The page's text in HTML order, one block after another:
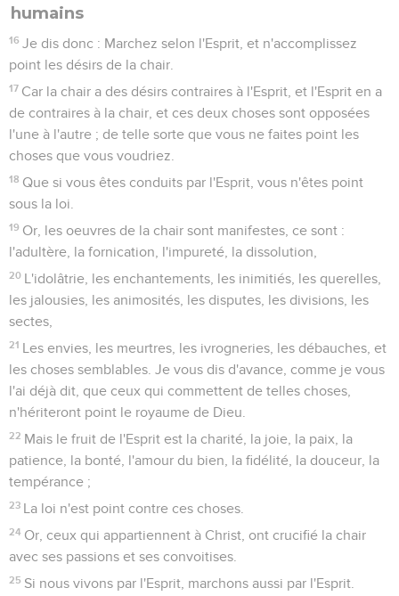
humains
16 Je dis donc : Marchez selon l'Esprit, et n'accomplissez
point les désirs de la chair.
17 Car la chair a des désirs contraires à l'Esprit, et l'Esprit en a
de contraires à la chair, et ces deux choses sont opposées
l'une à l'autre ; de telle sorte que vous ne faites point les
choses que vous voudriez.
18 Que si vous êtes conduits par l'Esprit, vous n'êtes point
sous la loi.
19 Or, les oeuvres de la chair sont manifestes, ce sont :
l'adultère, la fornication, l'impureté, la dissolution,
20 L'idolâtrie, les enchantements, les inimitiés, les querelles,
les jalousies, les animosités, les disputes, les divisions, les
sectes,
21 Les envies, les meurtres, les ivrogneries, les débauches, et
les choses semblables. Je vous dis d'avance, comme je vous
l'ai déjà dit, que ceux qui commettent de telles choses,
n'hériteront point le royaume de Dieu.
22 Mais le fruit de l'Esprit est la charité, la joie, la paix, la
patience, la bonté, l'amour du bien, la fidélité, la douceur, la
tempérance ;
23 La loi n'est point contre ces choses.
24 Or, ceux qui appartiennent à Christ, ont crucifié la chair
avec ses passions et ses convoitises.
25 Si nous vivons par l'Esprit, marchons aussi par l'Esprit.